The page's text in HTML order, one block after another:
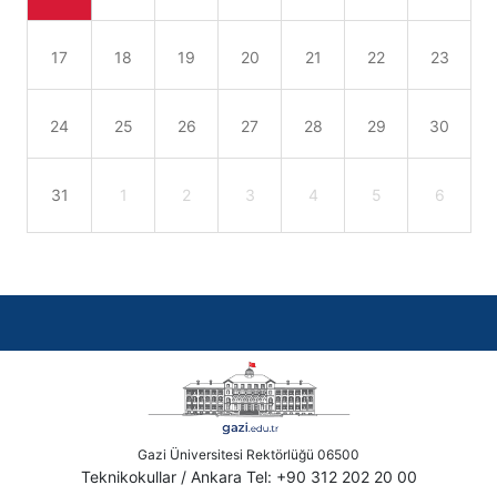
17 18 19 20 21 22 23
24 25 26 27 28 29 30
31 1 2 3 4 5 6
Gazi Üniversitesi Rektörlüğü 06500
Teknikokullar / Ankara Tel: +90 312 202 20 00